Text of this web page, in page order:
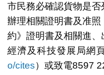
市民務必確認貨物是
辦理相關證明書及准
約》證明書及相關進
經濟及科技發展局網
o/cites）或致電8597